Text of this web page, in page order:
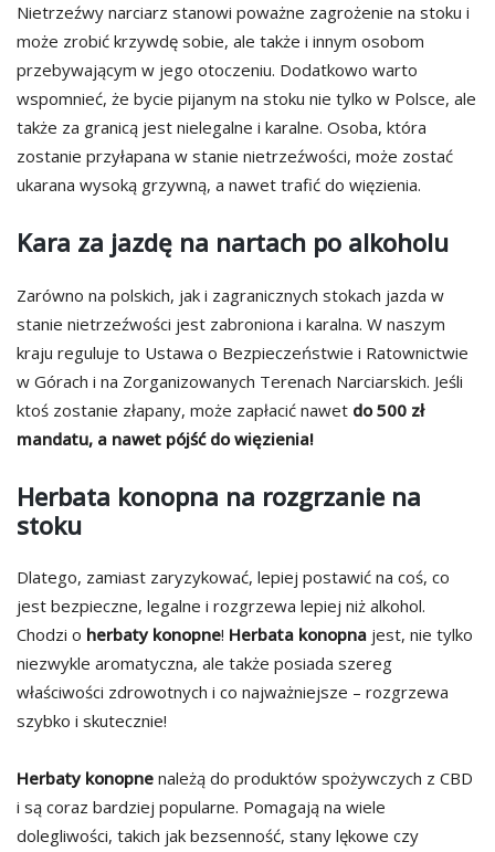
Nietrzeźwy narciarz stanowi poważne zagrożenie na stoku i
może zrobić krzywdę sobie, ale także i innym osobom
przebywającym w jego otoczeniu. Dodatkowo warto
wspomnieć, że bycie pijanym na stoku nie tylko w Polsce, ale
także za granicą jest nielegalne i karalne. Osoba, która
zostanie przyłapana w stanie nietrzeźwości, może zostać
ukarana wysoką grzywną, a nawet trafić do więzienia.
Kara za jazdę na nartach po alkoholu
Zarówno na polskich, jak i zagranicznych stokach jazda w
stanie nietrzeźwości jest zabroniona i karalna. W naszym
kraju reguluje to Ustawa o Bezpieczeństwie i Ratownictwie
w Górach i na Zorganizowanych Terenach Narciarskich. Jeśli
ktoś zostanie złapany, może zapłacić nawet do 500 zł
mandatu, a nawet pójść do więzienia!
Herbata konopna na rozgrzanie na
stoku
Dlatego, zamiast zaryzykować, lepiej postawić na coś, co
jest bezpieczne, legalne i rozgrzewa lepiej niż alkohol.
Chodzi o herbaty konopne! Herbata konopna jest, nie tylko
niezwykle aromatyczna, ale także posiada szereg
właściwości zdrowotnych i co najważniejsze – rozgrzewa
szybko i skutecznie!
Herbaty konopne należą do produktów spożywczych z CBD
i są coraz bardziej popularne. Pomagają na wiele
dolegliwości, takich jak bezsenność, stany lękowe czy